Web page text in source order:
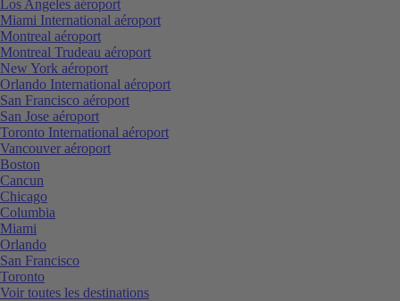
Los Angeles aéroport
Miami International aéroport
Montreal aéroport
Montreal Trudeau aéroport
New York aéroport
Orlando International aéroport
San Francisco aéroport
San Jose aéroport
Toronto International aéroport
Vancouver aéroport
Boston
Cancun
Chicago
Columbia
Miami
Orlando
San Francisco
Toronto
Voir toutes les destinations